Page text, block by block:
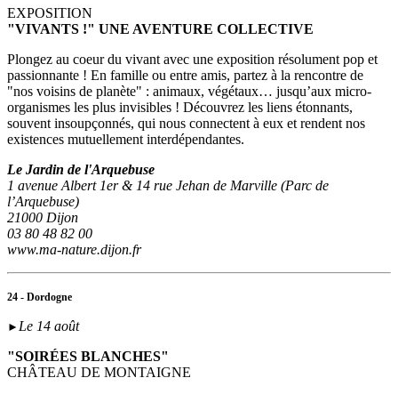
EXPOSITION
"VIVANTS !" UNE AVENTURE COLLECTIVE
Plongez au coeur du vivant avec une exposition résolument pop et
passionnante ! En famille ou entre amis, partez à la rencontre de
"nos voisins de planète" : animaux, végétaux… jusqu’aux micro-
organismes les plus invisibles ! Découvrez les liens étonnants,
souvent insoupçonnés, qui nous connectent à eux et rendent nos
existences mutuellement interdépendantes.
Le Jardin de l'Arquebuse
1 avenue Albert 1er & 14 rue Jehan de Marville (Parc de
l’Arquebuse)
21000 Dijon
03 80 48 82 00
www.ma-nature.dijon.fr
24 - Dordogne
► Le 14 août
"SOIRÉES BLANCHES"
CHÂTEAU DE MONTAIGNE